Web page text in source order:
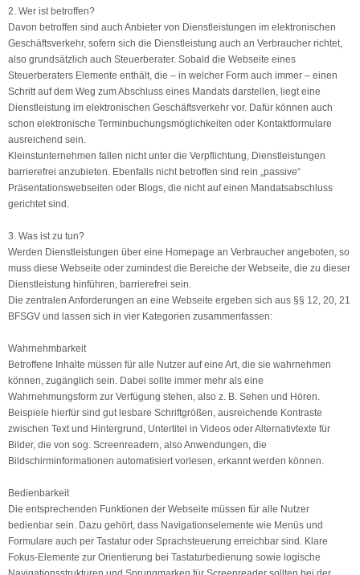
2. Wer ist betroffen?
Davon betroffen sind auch Anbieter von Dienstleistungen im elektronischen
Geschäftsverkehr, sofern sich die Dienstleistung auch an Verbraucher richtet,
also grundsätzlich auch Steuerberater. Sobald die Webseite eines
Steuerberaters Elemente enthält, die – in welcher Form auch immer – einen
Schritt auf dem Weg zum Abschluss eines Mandats darstellen, liegt eine
Dienstleistung im elektronischen Geschäftsverkehr vor. Dafür können auch
schon elektronische Terminbuchungsmöglichkeiten oder Kontaktformulare
ausreichend sein.
Kleinstunternehmen fallen nicht unter die Verpflichtung, Dienstleistungen
barrierefrei anzubieten. Ebenfalls nicht betroffen sind rein „passive“
Präsentationswebseiten oder Blogs, die nicht auf einen Mandatsabschluss
gerichtet sind.
3. Was ist zu tun?
Werden Dienstleistungen über eine Homepage an Verbraucher angeboten, so
muss diese Webseite oder zumindest die Bereiche der Webseite, die zu dieser
Dienstleistung hinführen, barrierefrei sein.
Die zentralen Anforderungen an eine Webseite ergeben sich aus §§ 12, 20, 21
BFSGV und lassen sich in vier Kategorien zusammenfassen:
Wahrnehmbarkeit
Betroffene Inhalte müssen für alle Nutzer auf eine Art, die sie wahrnehmen
können, zugänglich sein. Dabei sollte immer mehr als eine
Wahrnehmungsform zur Verfügung stehen, also z. B. Sehen und Hören.
Beispiele hierfür sind gut lesbare Schriftgrößen, ausreichende Kontraste
zwischen Text und Hintergrund, Untertitel in Videos oder Alternativtexte für
Bilder, die von sog. Screenreadern, also Anwendungen, die
Bildschirminformationen automatisiert vorlesen, erkannt werden können.
Bedienbarkeit
Die entsprechenden Funktionen der Webseite müssen für alle Nutzer
bedienbar sein. Dazu gehört, dass Navigationselemente wie Menüs und
Formulare auch per Tastatur oder Sprachsteuerung erreichbar sind. Klare
Fokus-Elemente zur Orientierung bei Tastaturbedienung sowie logische